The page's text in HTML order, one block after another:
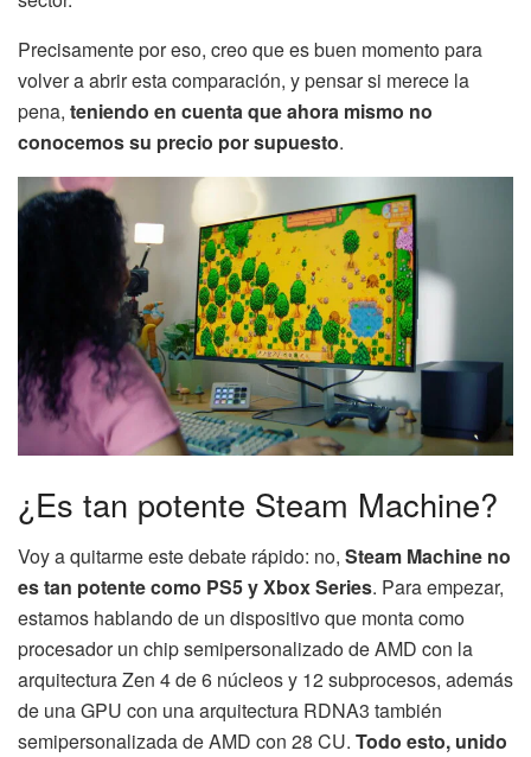
Precisamente por eso, creo que es buen momento para
volver a abrir esta comparación, y pensar si merece la
pena, teniendo en cuenta que ahora mismo no
conocemos su precio por supuesto.
¿Es tan potente Steam Machine?
Voy a quitarme este debate rápido: no, Steam Machine no
es tan potente como PS5 y Xbox Series. Para empezar,
estamos hablando de un dispositivo que monta como
procesador un chip semipersonalizado de AMD con la
arquitectura Zen 4 de 6 núcleos y 12 subprocesos, además
de una GPU con una arquitectura RDNA3 también
semipersonalizada de AMD con 28 CU. Todo esto, unido